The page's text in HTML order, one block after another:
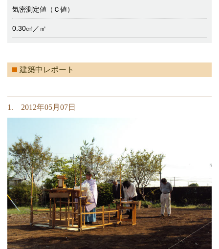
気密測定値（Ｃ値）
0.30㎠／㎡
建築中レポート
1. 2012年05月07日